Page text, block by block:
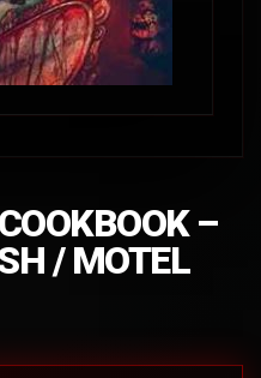
–
/ MOTEL